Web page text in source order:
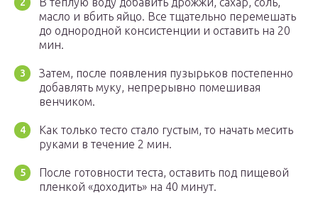
масло и вбить яйцо. Все тщательно перемешать
до однородной консистенции и оставить на 20
мин.
Затем, после появления пузырьков постепенно
добавлять муку, непрерывно помешивая
венчиком.
Как только тесто стало густым, то начать месить
руками в течение 2 мин.
После готовности теста, оставить под пищевой
пленкой «доходить» на 40 минут.